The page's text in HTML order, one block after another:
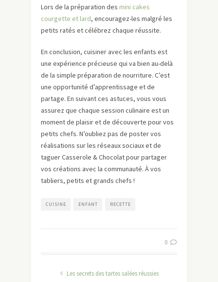
Lors de la préparation des mini cakes
courgette et lard, encouragez-les malgré les
petits ratés et célébrez chaque réussite.
En conclusion, cuisiner avec les enfants est
une expérience précieuse qui va bien au-delà
de la simple préparation de nourriture. C’est
une opportunité d’apprentissage et de
partage. En suivant ces astuces, vous vous
assurez que chaque session culinaire est un
moment de plaisir et de découverte pour vos
petits chefs. N’oubliez pas de poster vos
réalisations sur les réseaux sociaux et de
taguer Casserole & Chocolat pour partager
vos créations avec la communauté. À vos
tabliers, petits et grands chefs !
CUISINE ENFANT RECETTE
0
Les secrets des tartes salées réussies